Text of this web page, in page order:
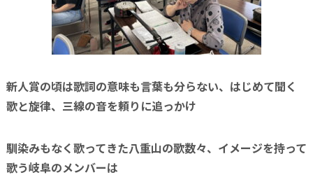
新人賞の頃は歌詞の意味も言葉も分らない、はじめて聞く
歌と旋律、三線の音を頼りに追っかけ
馴染みもなく歌ってきた八重山の歌数々、イメージを持って
歌う岐阜のメンバーは